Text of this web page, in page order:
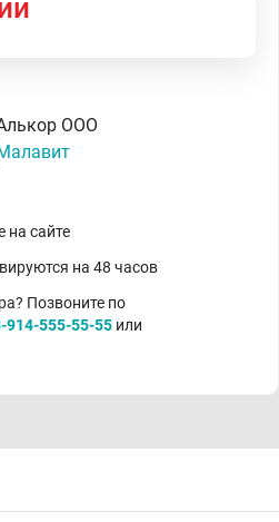
ООО
на сайте
на 48 часов
Позвоните по
914-555-55-55 или